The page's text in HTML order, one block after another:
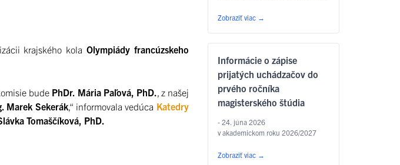
krajského kolaOlympiády francúzskeho
bude PhDr. Mária Paľová, PhD., z našej
Marek Sekerák,“ informovala vedúca Katedry
Tomaščíková, PhD.
z laureátov je aj
prodekan Filozofickej fakulty UPJŠ
v Košiciach prof. PhDr. Marián
Andričík, PhD., ktorý dostal Cenu
v kategórii poézia, a to za prvý
slovenský preklad … Čítať ďalej
Zobraziť viac →
Informácie o zápise
prijatých uchádzačov do
prvého ročníka
magisterského štúdia
- 24. júna 2026
v akademickom roku 2026/2027
Zobraziť viac →